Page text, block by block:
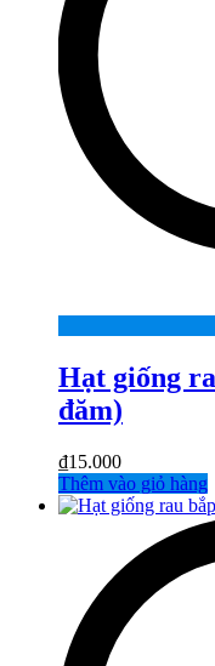
Hạt giống
đăm)
₫15.000
Thêm vào giỏ hàng